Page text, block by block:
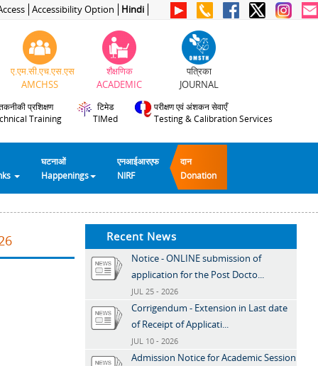
Accessibility Option Hindi
ए.एम.सी.एच.एस.एस
AMCHSS
शैक्षणिक
ACADEMIC
पत्रिका
JOURNAL
प्रशिक्षण
Training
टिमेड
TIMed
परीक्षण एवं अंशकन सेवाएँ
Testing & Calibration Services
घटनाओं
Happenings
एनआईआरएफ
NIRF
दान
Donation
Recent News
Notice - ONLINE submission of
application for the Post Docto...
JUL 25 - 2026
Corrigendum - Extension in Last date
of Receipt of Applicati...
JUL 10 - 2026
Admission Notice for Academic Session